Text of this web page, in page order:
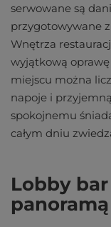
serwowane są
przygotowywane
Wnętrza
wyjątkową
miejscu można
napoje i
spokojnemu
całym dniu
Lobby